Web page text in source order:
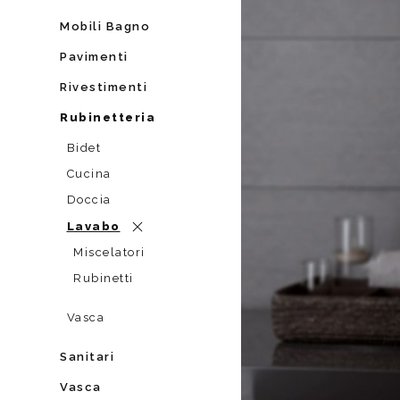
Quadrate
Tonde
Mobili Bagno
Pavimenti
Rivestimenti
Rubinetteria
Bidet
Cucina
Doccia
Lavabo
Miscelatori
Rubinetti
Vasca
Sanitari
Vasca